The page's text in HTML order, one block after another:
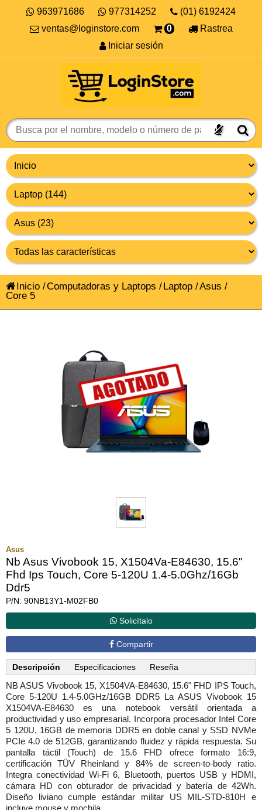
963971686 977314252
(01) 6192424
ventas@loginstore.com
0
Rastrea
Iniciar sesión
Inicio /Computadoras y Laptops /Laptop /Asus /
Core 5
Asus
Nb Asus Vivobook 15, X1504Va-E84630, 15.6"
Fhd Ips Touch, Core 5-120U 1.4-5.0Ghz/16Gb
Ddr5
P/N: 90NB13Y1-M02FB0
Solicítalo
Compartir
Descripción Especificaciones Reseña
NB ASUS Vivobook 15, X1504VA-E84630, 15.6" FHD IPS Touch,
Core 5-120U 1.4-5.0GHz/16GB DDR5 La ASUS Vivobook 15
X1504VA-E84630 es una notebook versátil orientada a
productividad y uso empresarial. Incorpora procesador Intel Core
5 120U, 16GB de memoria DDR5 en doble canal y SSD NVMe
PCIe 4.0 de 512GB, garantizando fluidez y rápida respuesta. Su
pantalla táctil (Touch) de 15.6 FHD ofrece formato 16:9,
certificación TÜV Rheinland y 84% de screen-to-body ratio.
Integra conectividad Wi-Fi 6, Bluetooth, puertos USB y HDMI,
cámara HD con obturador de privacidad y batería de 42Wh.
Diseño liviano cumple estándar militar US MIL-STD-810H e
incluye mouse y mochila.